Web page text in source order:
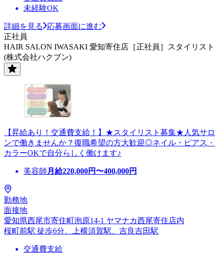
未経験OK
詳細を見る
応募画面に進む
正社員
HAIR SALON IWASAKI 愛知寄住店［正社員］スタイリスト
(株式会社ハクブン)
【昇給あり！交通費支給！】★スタイリスト募集★人気サロ
ンで働きませんか？復職希望の方大歓迎◎ネイル・ピアス・
カラーOKで自分らしく働けます♪
美容師 月給220,000円〜400,000円
勤務地
面接地
愛知県西尾市寄住町泡原14-1 ヤマナカ西尾寄住店内
桜町前駅 徒歩6分、上横須賀駅、吉良吉田駅
交通費支給